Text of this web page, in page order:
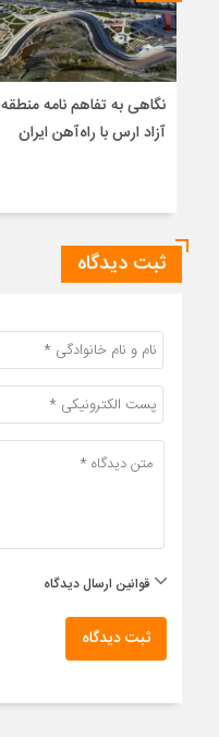
نگاهی به تفاهم نامه منطقه
آزاد ارس با راه‌آهن ایران
ثبت دیدگاه
قوانین ارسال دیدگاه
ثبت دیدگاه